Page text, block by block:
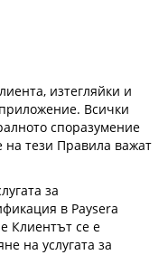
изтегляйки и
Всички
споразумение
на тези Правила важат
за
в Paysera
Клиентът се е
на услугата за